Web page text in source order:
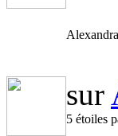
sur
5 étoiles